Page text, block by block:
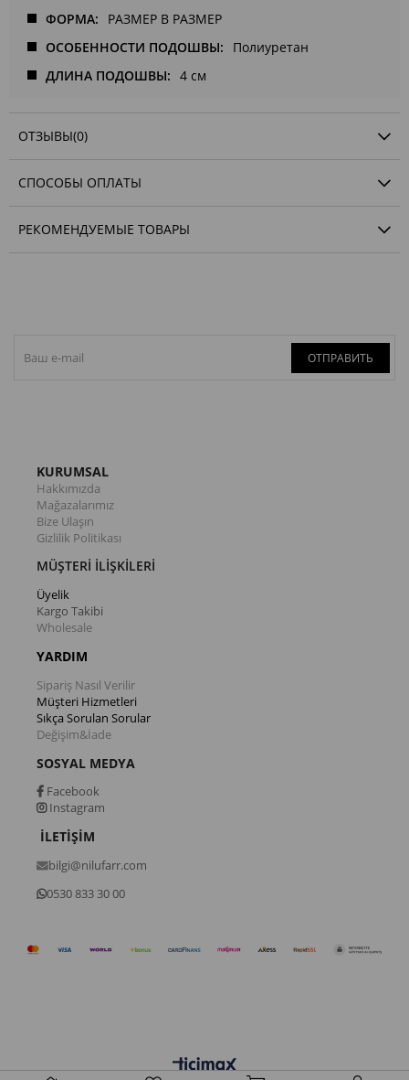
ФОРМА
РАЗМЕР В РАЗМЕР
ОСОБЕННОСТИ ПОДОШВЫ
Полиуретан
ДЛИНА ПОДОШВЫ
4 см
ОТЗЫВЫ(0)
СПОСОБЫ ОПЛАТЫ
РЕКОМЕНДУЕМЫЕ ТОВАРЫ
ОТПРАВИТЬ
KURUMSAL
Hakkımızda
Mağazalarımız
Bize Ulaşın
Gizlilik Politikası
MÜŞTERİ İLİŞKİLERİ
Üyelik
Kargo Takibi
Wholesale
YARDIM
Sipariş Nasıl Verilir
Müşteri Hizmetleri
Sıkça Sorulan Sorular
Değişim&İade
SOSYAL MEDYA
Facebook
Instagram
İLETİŞİM
bilgi@nilufarr.com
0530 833 30 00